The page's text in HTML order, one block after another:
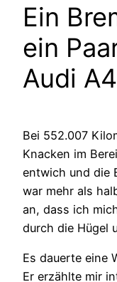
Ein
ein
Audi A4
Bei 552.007
Knacken im
entwich und die
war mehr als
an, dass ich
durch die Hügel
Es dauerte eine
Er erzählte mir